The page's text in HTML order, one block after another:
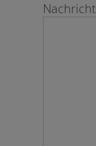
Nachricht